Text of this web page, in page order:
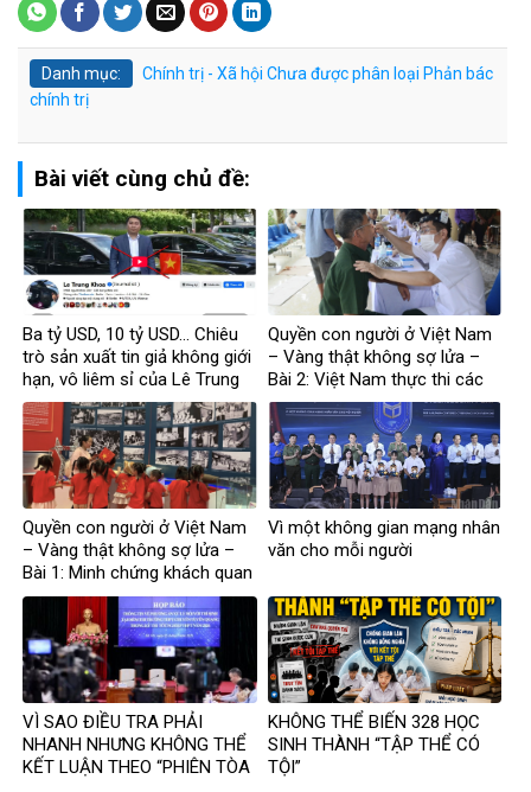
Danh mục: Chính trị - Xã hội Chưa được phân loại Phản bác
chính trị
Bài viết cùng chủ đề:
Ba tỷ USD, 10 tỷ USD… Chiêu
trò sản xuất tin giả không giới
hạn, vô liêm sỉ của Lê Trung
Khoa
Quyền con người ở Việt Nam
– Vàng thật không sợ lửa –
Bài 2: Việt Nam thực thi các
chuẩn mực quốc tế về quyền
con người
Quyền con người ở Việt Nam
– Vàng thật không sợ lửa –
Bài 1: Minh chứng khách quan
bác bỏ mọi luận điệu sai trái
Vì một không gian mạng nhân
văn cho mỗi người
VÌ SAO ĐIỀU TRA PHẢI
NHANH NHƯNG KHÔNG THỂ
KẾT LUẬN THEO “PHIÊN TÒA
KHÔNG THỂ BIẾN 328 HỌC
SINH THÀNH “TẬP THỂ CÓ
TỘI”